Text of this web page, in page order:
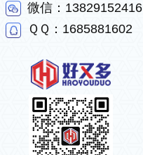
微信：13829152416
ＱＱ：1685881602